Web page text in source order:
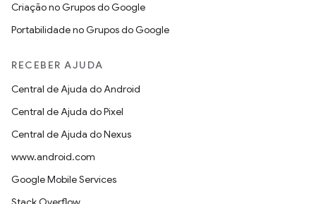
Criação no Grupos do Google
Portabilidade no Grupos do Google
RECEBER AJUDA
Central de Ajuda do Android
Central de Ajuda do Pixel
Central de Ajuda do Nexus
www.android.com
Google Mobile Services